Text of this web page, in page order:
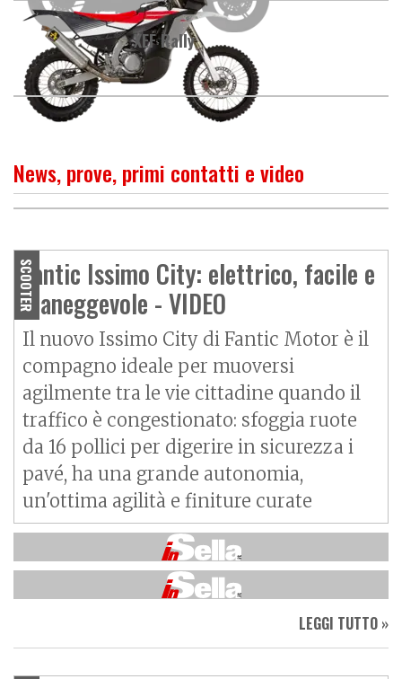
XEF Rally
News, prove, primi contatti e video
OFantic Motor Issimo City,
raffinatezza sostenibile
SCOOTER
Fantic Issimo City: elettrico, facile e
maneggevole - VIDEO
Il nuovo Issimo City di Fantic Motor è il
compagno ideale per muoversi
agilmente tra le vie cittadine quando il
traffico è congestionato: sfoggia ruote
da 16 pollici per digerire in sicurezza i
pavé, ha una grande autonomia,
un'ottima agilità e finiture curate
LEGGI TUTTO »